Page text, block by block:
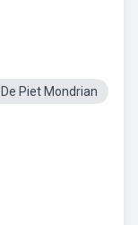
Piet Mondrian